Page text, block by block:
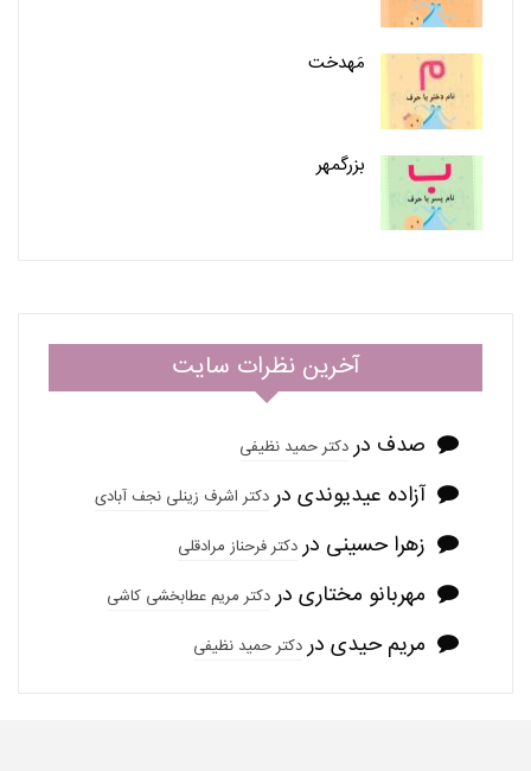
مَهدخت
بزرگمهر
آخرین نظرات سایت
صدف دردکتر حمید نظیفی
آزاده عیدیوندی دردکتر اشرف زینلی نجف آبادی
زهرا حسینی دردکتر فرحناز مرادقلی
مهربانو مختاری دردکتر مریم عطابخشی کاشی
مریم حیدی دردکتر حمید نظیفی